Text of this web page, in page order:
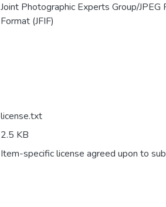
Joint Photographic Experts Group/JPEG
Format (JFIF)
license.txt
2.5 KB
Item-specific license agreed upon to